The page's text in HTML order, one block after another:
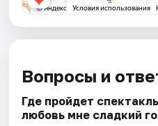
Вопросы и
Где пройдет
любовь мне сладкий